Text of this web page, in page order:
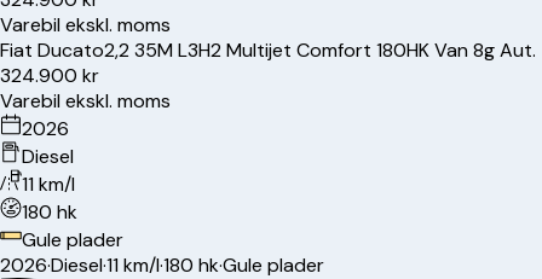
Varebil ekskl. moms
Fiat Ducato2,2 35M L3H2 Multijet Comfort 180HK Van 8g Aut.
324.900 kr
Varebil ekskl. moms
2026
Diesel
11 km/l
180 hk
Gule plader
2026·Diesel·11 km/l·180 hk·Gule plader